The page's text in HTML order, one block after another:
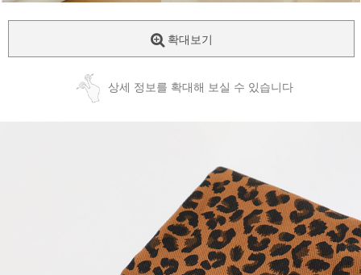
확대보기
상세 정보를 확대해 보실 수 있습니다